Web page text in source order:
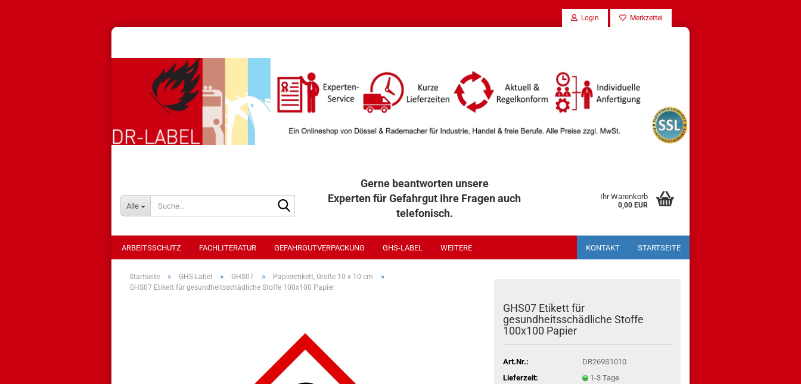
Login Merkzettel
Alle
Gerne beantworten unsere
Experten für Gefahrgut Ihre Fragen auch
telefonisch.
Ihr Warenkorb
0,00 EUR
ARBEITSSCHUTZ FACHLITERATUR GEFAHRGUTVERPACKUNG GHS-LABEL KONTAKT STARTSEITE
WEITERE
Startseite » GHS-Label » GHS07 » Papieretikett, Größe 10 x 10 cm »
GHS07 Etikett für gesundheitsschädliche Stoffe 100x100 Papier
GHS07 Etikett für
gesundheitsschädliche Stoffe
100x100 Papier
Art.Nr.:
DR269S1010
Lieferzeit:
1-3 Tage